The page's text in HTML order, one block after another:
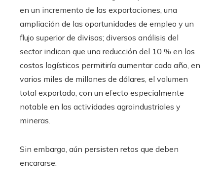
en un incremento de las exportaciones, una
ampliación de las oportunidades de empleo y un
flujo superior de divisas; diversos análisis del
sector indican que una reducción del 10 % en los
costos logísticos permitiría aumentar cada año, en
varios miles de millones de dólares, el volumen
total exportado, con un efecto especialmente
notable en las actividades agroindustriales y
mineras.
Sin embargo, aún persisten retos que deben
encararse: